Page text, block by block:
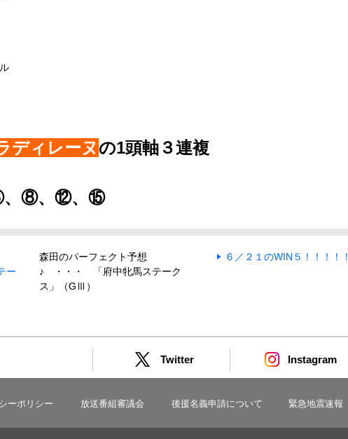
ディレーヌの1頭軸３連複
⑧、⑫、⑮
ー
森田のパーフェクト予想
♪ ・・・ 「府中牝馬ステーク
ス」（GⅢ）
６／２１のWIN５！！！！！
Twitter Instagram
ーポリシー 放送番組審議会 後援名義申請について 緊急地震速報